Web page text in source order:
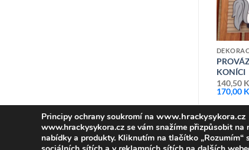
KONÍCI
140,50
170,00
Principy ochrany soukromí na www.hrackysykora.cz
www.hrackysykora.cz se vám snažíme přizpůsobit
nabídky a produkty. Kliknutím na tlačítko